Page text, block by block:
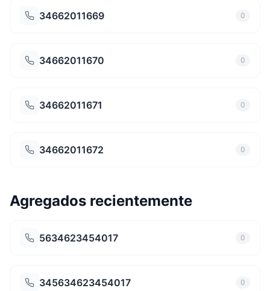
34662011669 0
34662011670 0
34662011671 0
34662011672 0
Agregados recientemente
5634623454017 0
345634623454017 0